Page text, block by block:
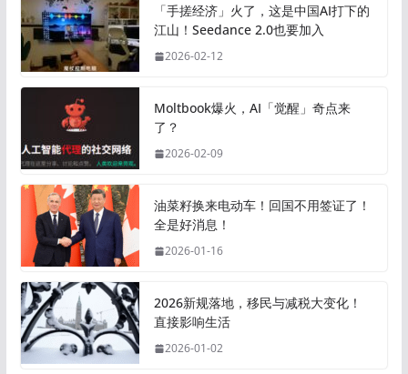
「手搓经济」火了，这是中国AI打下的
江山！Seedance 2.0也要加入
2026-02-12
Moltbook爆火，AI「觉醒」奇点来
了？
2026-02-09
油菜籽换来电动车！回国不用签证了！
全是好消息！
2026-01-16
2026新规落地，移民与减税大变化！
直接影响生活
2026-01-02